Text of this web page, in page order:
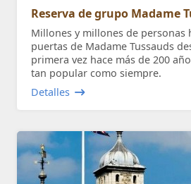
Reserva de grupo Madame
Millones y millones de personas
puertas de Madame Tussauds
primera vez hace más de 200
tan popular como siempre.
Detalles